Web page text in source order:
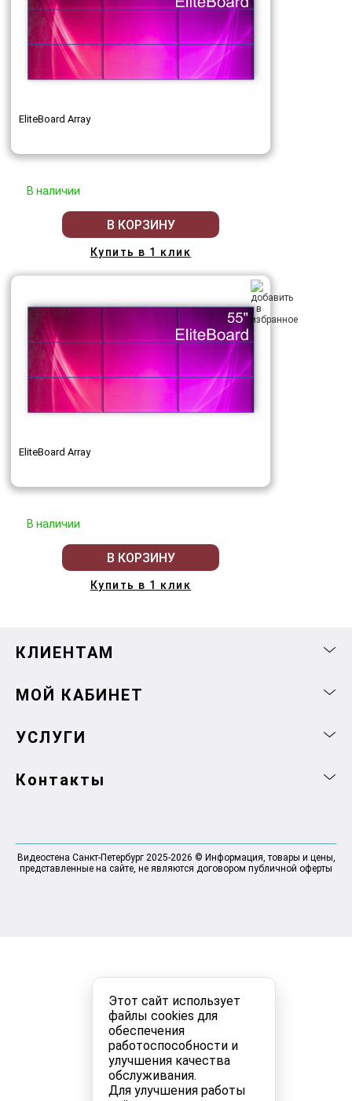
Этот сайт использует
файлы cookies для
обеспечения
работоспособности и
улучшения качества
обслуживания.
Для улучшения работы
EliteBoard Array
В наличии
В КОРЗИНУ
Купить в 1 клик
EliteBoard Array
В наличии
В КОРЗИНУ
Купить в 1 клик
КЛИЕНТАМ
МОЙ КАБИНЕТ
УСЛУГИ
Контакты
Видеостена Санкт-Петербург 2025-2026 © Информация, товары и цены,
представленные на сайте, не являются договором публичной оферты